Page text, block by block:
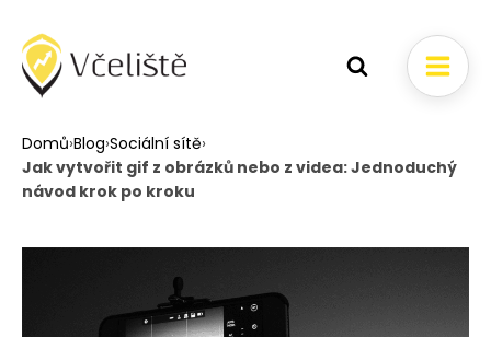
Domů›Blog›Sociální sítě›
Jak vytvořit gif z obrázků nebo z videa: Jednoduchý
návod krok po kroku